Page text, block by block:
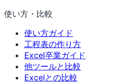
使い方・比較
使い方ガイド
工程表の作り方
Excel卒業ガイド
他ツールと比較
Excelとの比較